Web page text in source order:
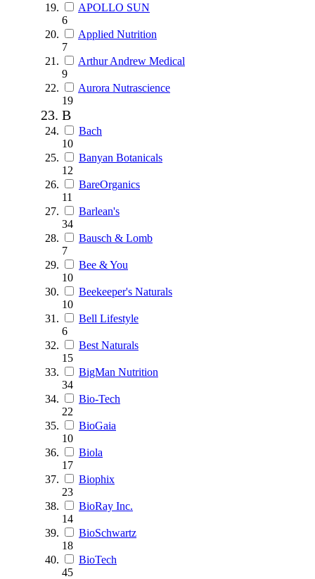
APOLLO SUN
6
Applied Nutrition
7
Arthur Andrew Medical
9
Aurora Nutrascience
19
B
Bach
10
Banyan Botanicals
12
BareOrganics
11
Barlean's
34
Bausch & Lomb
7
Bee & You
10
Beekeeper's Naturals
10
Bell Lifestyle
6
Best Naturals
15
BigMan Nutrition
34
Bio-Tech
22
BioGaia
10
Biola
17
Biophix
23
BioRay Inc.
14
BioSchwartz
18
BioTech
45